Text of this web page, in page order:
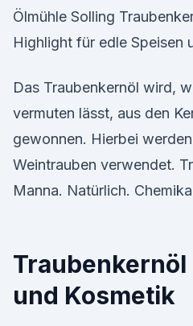
Ölmühle Solling
Highlight für edle Speisen
Das Traubenkernöl wird,
vermuten lässt, aus den
gewonnen. Hierbei
Weintrauben verwendet.
Manna. Natürlich.
und Kosmetik